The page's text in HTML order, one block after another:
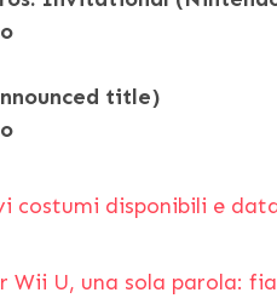
title)
costumi disponibili e
Wii U, una sola parola: